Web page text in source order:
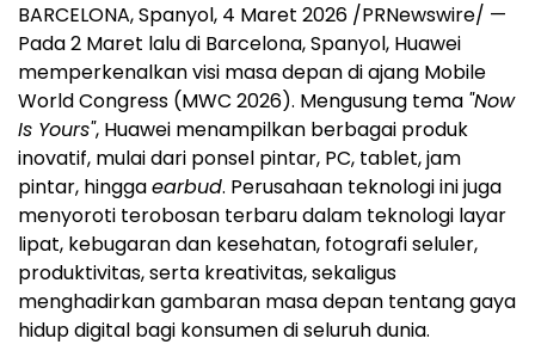
BARCELONA, Spanyol, 4 Maret 2026 /PRNewswire/ —
Pada 2 Maret lalu di Barcelona, Spanyol, Huawei
memperkenalkan visi masa depan di ajang Mobile
World Congress (MWC 2026). Mengusung tema "Now
Is Yours", Huawei menampilkan berbagai produk
inovatif, mulai dari ponsel pintar, PC, tablet, jam
pintar, hinggaearbud. Perusahaan teknologi ini juga
menyoroti terobosan terbaru dalam teknologi layar
lipat, kebugaran dan kesehatan, fotografi seluler,
produktivitas, serta kreativitas, sekaligus
menghadirkan gambaran masa depan tentang gaya
hidup digital bagi konsumen di seluruh dunia.